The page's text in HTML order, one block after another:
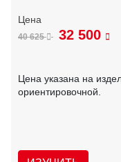
40 625 32 500
Цена указана на
ориентировочной.